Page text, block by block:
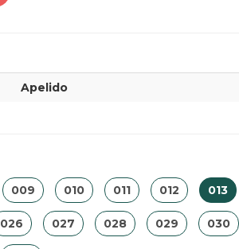
Apelido
009 010 011 012 013
026 027 028 029 030